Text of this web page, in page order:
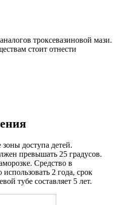
троксевазиновой мази.
стоит отнести
доступа детей.
превышать 25 градусов.
Средство в
2 года, срок
тубе составляет 5 лет.